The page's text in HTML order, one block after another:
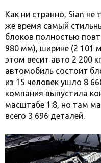
Как ни странно, Sian
же время самый
блоков полностью
980 мм), ширине (2 101
этом весит авто 2 200
автомобиль состоит
из 15 человек ушло 8
компания выпустила
масштабе 1:8, но там
всего 3 696 деталей.